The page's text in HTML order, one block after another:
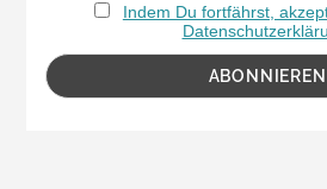
Indem Du fortfährst,